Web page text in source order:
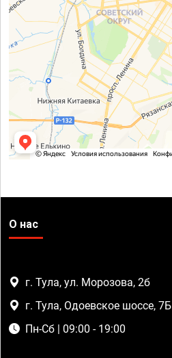
О нас
г. Тула, ул. Морозова, 2б
г. Тула, Одоевское шоссе, 7Б
Пн-Сб | 09:00 - 19:00